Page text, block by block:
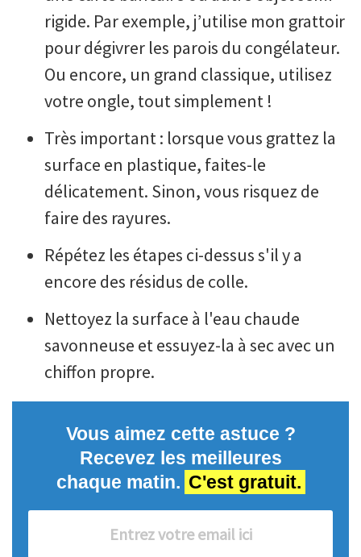
rigide. Par exemple, j’utilise mon grattoir
pour dégivrer les parois du congélateur.
Ou encore, un grand classique, utilisez
votre ongle, tout simplement !
Très important : lorsque vous grattez la
surface en plastique, faites-le
délicatement. Sinon, vous risquez de
faire des rayures.
Répétez les étapes ci-dessus s'il y a
encore des résidus de colle.
Nettoyez la surface à l'eau chaude
savonneuse et essuyez-la à sec avec un
chiffon propre.
Vous aimez cette astuce ?
Recevez les meilleures
chaque matin. C'est gratuit.